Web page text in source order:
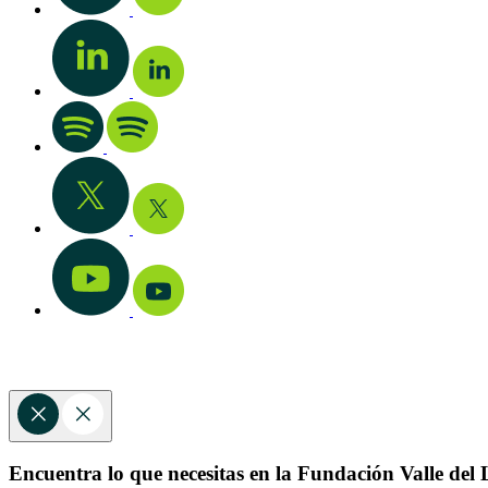
Encuentra lo que necesitas en la Fundación Valle del